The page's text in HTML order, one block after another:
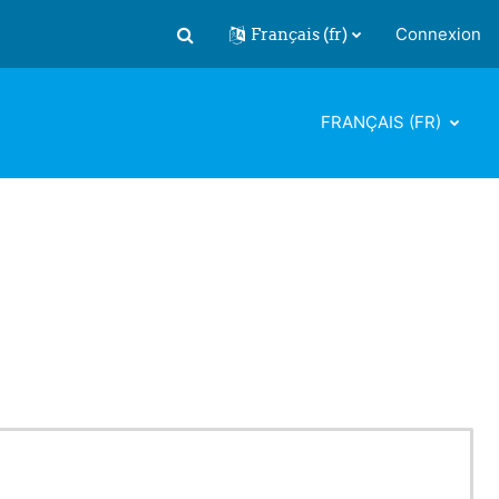
Activer/désactiver la saisie de
Français ‎(fr)‎ Connexion
FRANÇAIS ‎(FR)‎